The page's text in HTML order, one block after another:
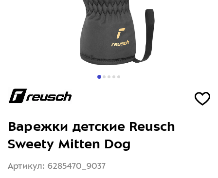
Варежки детские Reusch
Sweety Mitten Dog
Артикул: 6285470_9037